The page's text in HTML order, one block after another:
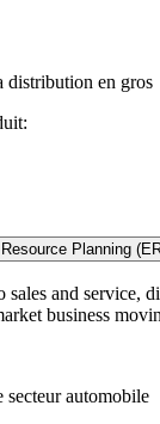
distribution en gros
Planning
and service,
business
secteur automobile